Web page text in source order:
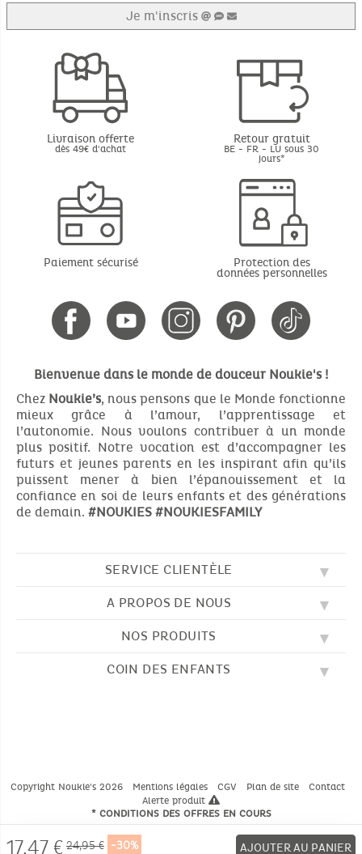
17,47 € 24,95 € -30% AJOUTER AU PANIER
Je m'inscris
Livraison offerte
dès 49€ d'achat
Retour gratuit
BE - FR - LU sous 30
jours*
Paiement sécurisé Protection des
données personnelles
Bienvenue dans le monde de douceur Noukie's !
Chez Noukie’s, nous pensons que le Monde fonctionne
mieux grâce à l’amour, l’apprentissage et
l’autonomie. Nous voulons contribuer à un monde
plus positif. Notre vocation est d’accompagner les
futurs et jeunes parents en les inspirant afin qu’ils
puissent mener à bien l’épanouissement et la
confiance en soi de leurs enfants et des générations
de demain. #NOUKIES #NOUKIESFAMILY
SERVICE CLIENTÈLE
QUESTIONS FRÉQUENTES (FAQ)
CONTACTEZ-NOUS
CGV
A PROPOS DE NOUS
NOS VALEURS
NOTRE HISTOIRE
NOS PRODUITS
BRODERIE
COIN DES ENFANTS
Copyright Noukie's 2026 Mentions légales CGV Plan de site
Contact
Alerte produit
* CONDITIONS DES OFFRES EN COURS